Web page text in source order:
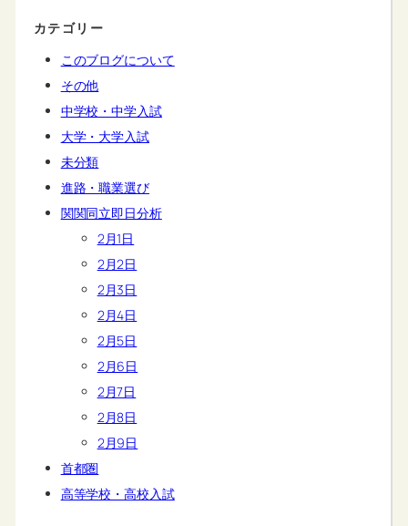
カテゴリー
このブログについて
その他
中学校・中学入試
大学・大学入試
未分類
進路・職業選び
関関同立即日分析
2月1日
2月2日
2月3日
2月4日
2月5日
2月6日
2月7日
2月8日
2月9日
首都圏
高等学校・高校入試